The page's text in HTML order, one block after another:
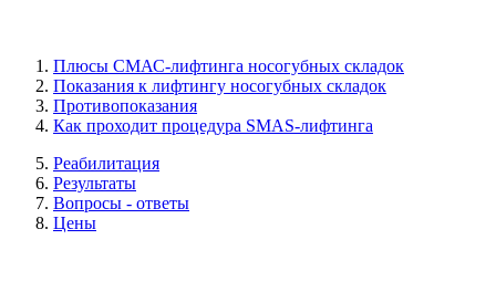
Плюсы СМАС-лифтинга носогубных складок
Показания к лифтингу носогубных складок
Противопоказания
Как проходит процедура SMAS-лифтинга
Реабилитация
Результаты
Вопросы - ответы
Цены